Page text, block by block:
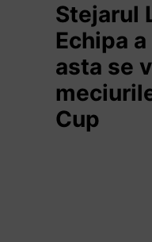
Stejarul
Echipa
asta se
Cup